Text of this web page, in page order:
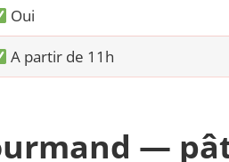
Oui
A partir de 11h
—